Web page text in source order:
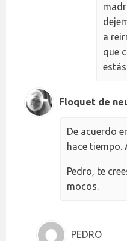
a
que
Floquet de
De acuerdo
hace tiempo.
Pedro, te
mocos.
PEDRO